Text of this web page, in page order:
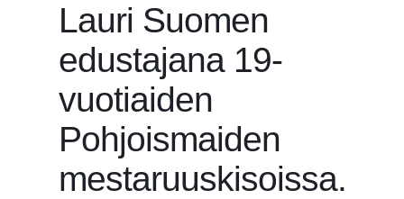
Lauri Suomen
edustajana 19-
vuotiaiden
Pohjoismaiden
mestaruuskisoissa.